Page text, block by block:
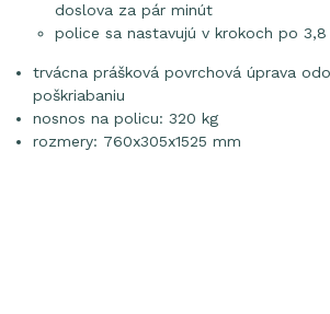
doslova za pár minút
police sa nastavujú v krokoch po
trvácna prášková povrchová úprava
poškriabaniu
nosnos na policu: 320 kg
rozmery: 760x305x1525 mm